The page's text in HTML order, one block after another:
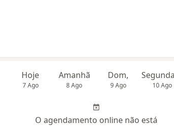
Hoje
7 Ago
Amanhã
8 Ago
Dom,
9 Ago 10 Ago
O agendamento online não está